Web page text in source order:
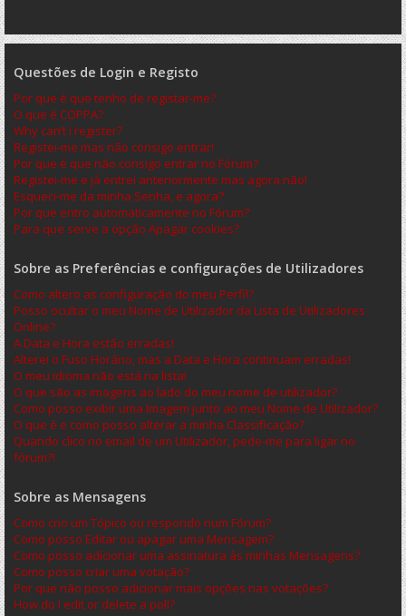
Questões de Login e Registo
Por que é que tenho de registar-me?
O que é COPPA?
Why can’t I register?
Registei-me mas não consigo entrar!
Por que é que não consigo entrar no Fórum?
Registei-me e já entrei anteriormente mas agora não!
Esqueci-me da minha Senha, e agora?
Por que entro automaticamente no Fórum?
Para que serve a opção Apagar cookies?
Sobre as Preferências e configurações de Utilizadores
Como altero as configuração do meu Perfil?
Posso ocultar o meu Nome de Utilizador da Lista de Utilizadores
Online?
A Data e Hora estão erradas!
Alterei o Fuso Horário, mas a Data e Hora continuam erradas!
O meu idioma não está na lista!
O que são as imagens ao lado do meu nome de utilizador?
Como posso exibir uma Imagem junto ao meu Nome de Utilizador?
O que é e como posso alterar a minha Classificação?
Quando clico no email de um Utilizador, pede-me para ligar no
fórum?!
Sobre as Mensagens
Como crio um Tópico ou respondo num Fórum?
Como posso Editar ou apagar uma Mensagem?
Como posso adicionar uma assinatura às minhas Mensagens?
Como posso criar uma votação?
Por que não posso adicionar mais opções nas votações?
How do I edit or delete a poll?